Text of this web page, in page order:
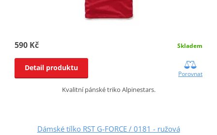
590 Kč Skladem
Detail produktu
Porovnat
Kvalitní pánské triko Alpinestars.
Dámské tílko RST G-FORCE / 0181 - ružová